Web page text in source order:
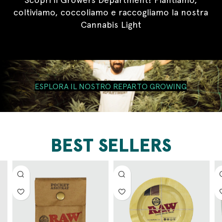
coltiviamo, coccoliamo e raccogliamo la nostra
Cannabis Light
ESPLORA IL NOSTRO REPARTO GROWING
BEST SELLERS